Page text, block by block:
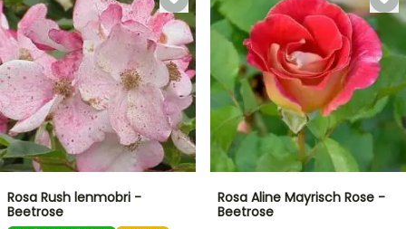
Rosa Rush lenmobri -
Beetrose
Rosa Aline Mayrisch Rose -
Beetrose